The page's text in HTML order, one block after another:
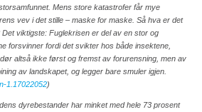
Mens store katastrofer får mye
vev i det stille – maske for maske. Så hva er det
Det viktigste: Fuglekrisen er del av en stor og
forsvinner fordi det svikter hos både insektene,
altså ikke først og fremst av forurensning, men av
av landskapet, og legger bare smuler igjen.
1.17022052)
dyrebestander har minket med hele 73 prosent